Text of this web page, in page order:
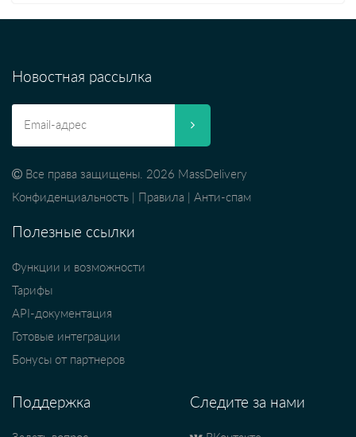
Новостная рассылка
Все права защищены. 2026 MassDelivery
Конфиденциальность
Правила Анти-спам
Полезные ссылки
Функции и возможности
Тарифы
API-документация
Готовые интеграции
Бонусы от партнеров
Поддержка Следите за нами